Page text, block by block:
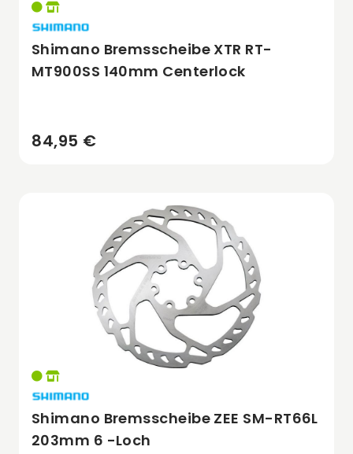
Shimano Bremsscheibe XTR RT-
MT900SS 140mm Centerlock
84,95 €
Shimano Bremsscheibe ZEE SM-RT66L
203mm 6 -Loch